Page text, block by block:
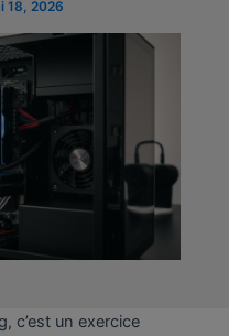
18, 2026
c’est un exercice